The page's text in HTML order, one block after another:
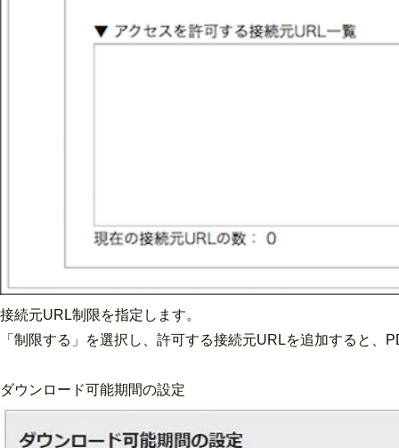
接続元URL制限を指定します。
「制限する」を選択し、許可する接続元URLを追加すると
ダウンロード可能期間の設定